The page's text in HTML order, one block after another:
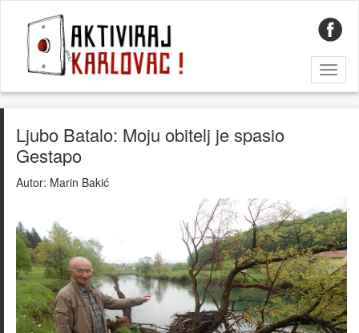
Ljubo Batalo: Moju obitelj je spasio
Gestapo
Autor: Marin Bakić